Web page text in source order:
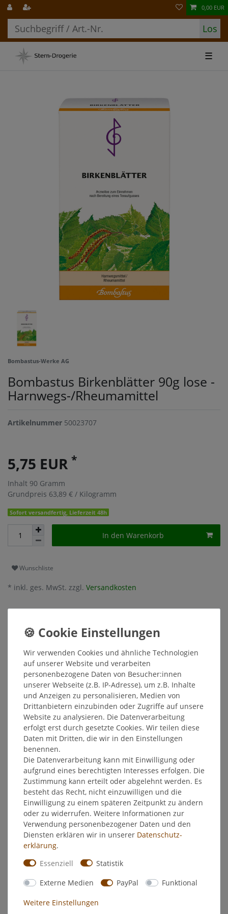
Los
0,00 EUR
☰
Bombastus-Werke AG
Bombastus Birkenblätter 90g lose -
Harnwegs-/Rheumamittel
Artikelnummer 50023707
5,75 EUR *
Inhalt 90 Gramm
Grundpreis 63,89 € / Kilogramm
Sofort versandfertig, Lieferzeit 48h
In den Warenkorb
Wunschliste
* inkl. ges. MwSt. zzgl. Versandkosten
Weitere Details
EU-Verantwortlicher
Hersteller
Bombastus Birkenblätter 90g lose -
Harnwegs-/Rheumamittel
Pflanzliches Mittel bei Harnwegserkrankungen zur
Durchspülung der ableitenden Harnwege und bei
Nierengrieß sowie zur unterstützenden Behandlung
rheumatischer Beschwerden.
Zusammensetzung:
100 g Arzneitee enthalten den Wirkstoff: 100 g Birkenblätter.
Soweit nicht anders verordnet, wird mehrmals täglich 1 Tasse
Wir verwenden Cookies und ähnliche Technologien
auf unserer Website und verarbeiten
personenbezogene Daten von Besucher:innen
unserer Webseite (z.B. IP-Adresse), um z.B. Inhalte
und Anzeigen zu personalisieren, Medien von
Drittanbietern einzubinden oder Zugriffe auf unsere
Website zu analysieren. Die Datenverarbeitung
erfolgt erst durch gesetzte Cookies. Wir teilen diese
Daten mit Dritten, die wir in den Einstellungen
benennen.
Die Datenverarbeitung kann mit Einwilligung oder
aufgrund eines berechtigten Interesses erfolgen. Die
Zustimmung kann erteilt oder abgelehnt werden. Es
besteht das Recht, nicht einzuwilligen und die
Einwilligung zu einem späteren Zeitpunkt zu ändern
oder zu widerrufen. Weitere Informationen zur
Verwendung personenbezogener Daten und den
Diensten erklären wir in unserer Daten­schutz­
erklärung.
Essenziell
Statistik
Externe Medien PayPal Funktional
Weitere Einstellungen